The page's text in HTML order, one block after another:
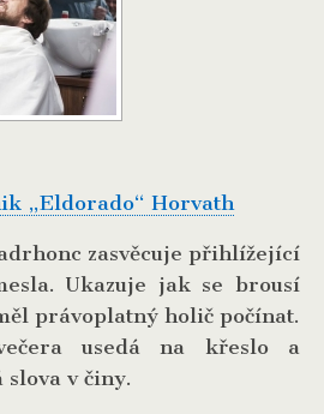
„Eldorado“ Horvath
zasvěcuje přihlížející
Ukazuje jak se brousí
právoplatný holič počínat.
usedá na křeslo a
slova v činy.